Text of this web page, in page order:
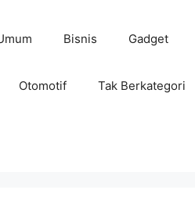
Bisnis Gadget
Otomotif Tak Berkategori